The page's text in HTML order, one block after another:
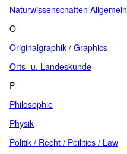
Naturwissenschaften Allgemein
O
Originalgraphik / Graphics
Orts- u. Landeskunde
P
Philosophie
Physik
Politik / Recht / Poilitics / Law